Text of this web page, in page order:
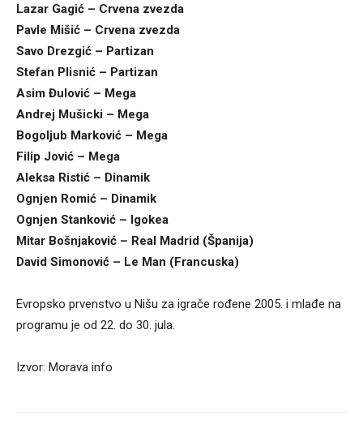
Lazar Gagić – Crvena zvezda
Pavle Mišić – Crvena zvezda
Savo Drezgić – Partizan
Stefan Plisnić – Partizan
Asim Đulović – Mega
Andrej Mušicki – Mega
Bogoljub Marković – Mega
Filip Jović – Mega
Aleksa Ristić – Dinamik
Ognjen Romić – Dinamik
Ognjen Stanković – Igokea
Mitar Bošnjaković – Real Madrid (Španija)
David Simonović – Le Man (Francuska)
Evropsko prvenstvo u Nišu za igrače rođene 2005. i mlađe na
programu je od 22. do 30. jula.
Izvor: Morava info